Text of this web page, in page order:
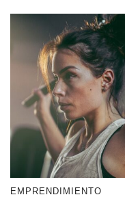
EMPRENDIMIENTO